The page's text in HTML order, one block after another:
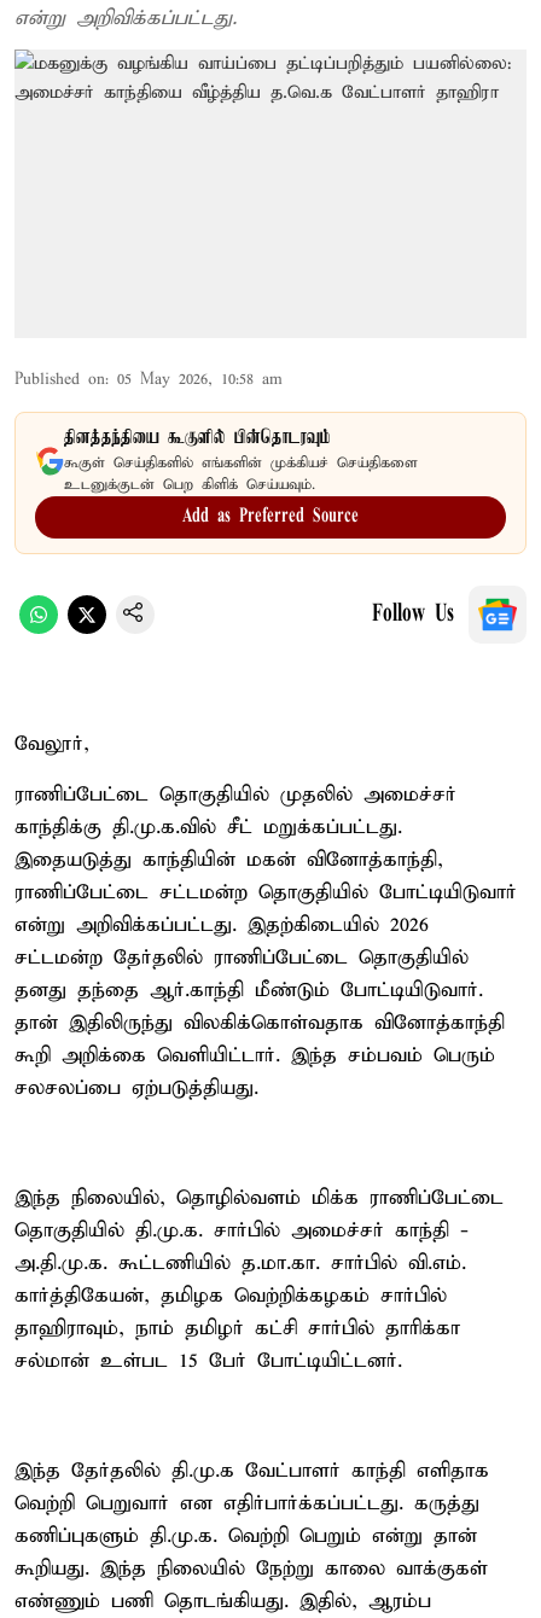
என்று அறிவிக்கப்பட்டது.
Published on: 05 May 2026, 10:58 am
தினத்தந்தியை கூகுளில் பின்தொடரவும்
கூகுள் செய்திகளில் எங்களின் முக்கியச் செய்திகளை
உடனுக்குடன் பெற கிளிக் செய்யவும்.
Add as Preferred Source
Follow Us
வேலூர்,
ராணிப்பேட்டை தொகுதியில் முதலில் அமைச்சர்
காந்திக்கு தி.மு.க.வில் சீட் மறுக்கப்பட்டது.
இதையடுத்து காந்தியின் மகன் வினோத்காந்தி,
ராணிப்பேட்டை சட்டமன்ற தொகுதியில் போட்டியிடுவார்
என்று அறிவிக்கப்பட்டது. இதற்கிடையில் 2026
சட்டமன்ற தேர்தலில் ராணிப்பேட்டை தொகுதியில்
தனது தந்தை ஆர்.காந்தி மீண்டும் போட்டியிடுவார்.
தான் இதிலிருந்து விலகிக்கொள்வதாக வினோத்காந்தி
கூறி அறிக்கை வெளியிட்டார். இந்த சம்பவம் பெரும்
சலசலப்பை ஏற்படுத்தியது.
இந்த நிலையில், தொழில்வளம் மிக்க ராணிப்பேட்டை
தொகுதியில் தி.மு.க. சார்பில் அமைச்சர் காந்தி -
அ.தி.மு.க. கூட்டணியில் த.மா.கா. சார்பில் வி.எம்.
கார்த்திகேயன், தமிழக வெற்றிக்கழகம் சார்பில்
தாஹிராவும், நாம் தமிழர் கட்சி சார்பில் தாரிக்கா
சல்மான் உள்பட 15 பேர் போட்டியிட்டனர்.
இந்த தேர்தலில் தி.மு.க வேட்பாளர் காந்தி எளிதாக
வெற்றி பெறுவார் என எதிர்பார்க்கப்பட்டது. கருத்து
கணிப்புகளும் தி.மு.க. வெற்றி பெறும் என்று தான்
கூறியது. இந்த நிலையில் நேற்று காலை வாக்குகள்
எண்ணும் பணி தொடங்கியது. இதில், ஆரம்ப